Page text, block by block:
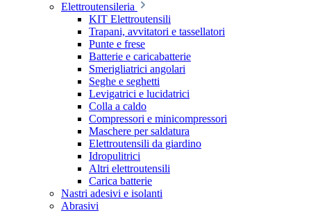
Elettroutensileria
KIT Elettroutensili
Trapani, avvitatori e tassellatori
Punte e frese
Batterie e caricabatterie
Smerigliatrici angolari
Seghe e seghetti
Levigatrici e lucidatrici
Colla a caldo
Compressori e minicompressori
Maschere per saldatura
Elettroutensili da giardino
Idropulitrici
Altri elettroutensili
Carica batterie
Nastri adesivi e isolanti
Abrasivi